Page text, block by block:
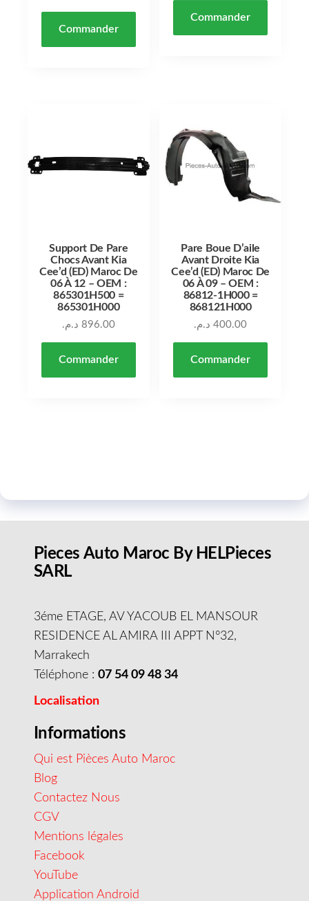
Commander
Commander
Support De Pare
Chocs Avant Kia
Cee’d (ED) Maroc De
06 À 12 – OEM :
865301H500 =
865301H000
896.00 د.م.
Commander
Pare Boue D’aile
Avant Droite Kia
Cee’d (ED) Maroc De
06 À 09 – OEM :
86812-1H000 =
868121H000
400.00 د.م.
Commander
Pieces Auto Maroc By HELPieces
SARL
3éme ETAGE, AV YACOUB EL MANSOUR
RESIDENCE AL AMIRA III APPT N°32,
Marrakech
Téléphone : 07 54 09 48 34
Localisation
Informations
Qui est Pièces Auto Maroc
Blog
Contactez Nous
CGV
Mentions légales
Facebook
YouTube
Application Android